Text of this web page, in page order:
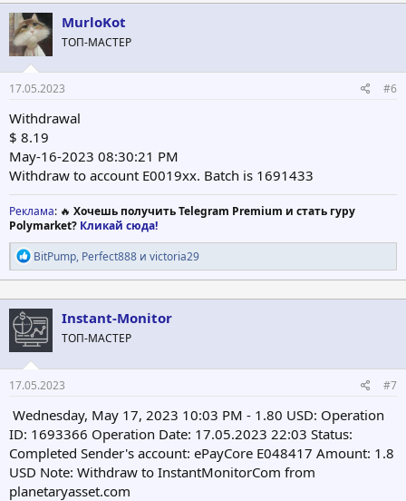
MurloKot
ТОП-МАСТЕР
17.05.2023 #6
Withdrawal
$ 8.19
May-16-2023 08:30:21 PM
Withdraw to account E0019xx. Batch is 1691433
Реклама: 🔥 Хочешь получить Telegram Premium и стать гуру
Polymarket? Кликай сюда!
Р
е
а
к
ц
и
и
:
BitPump, Perfect888 и victoria29
Instant-Monitor
ТОП-МАСТЕР
17.05.2023 #7
Wednesday, May 17, 2023 10:03 PM - 1.80 USD: Operation
ID: 1693366 Operation Date: 17.05.2023 22:03 Status:
Completed Sender's account: ePayCore E048417 Amount: 1.8
USD Note: Withdraw to InstantMonitorCom from
planetaryasset.com